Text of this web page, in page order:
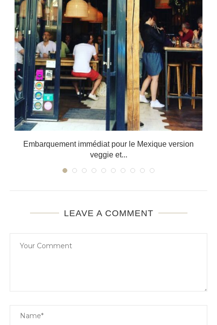
Embarquement immédiat pour le Mexique version
veggie et...
LEAVE A COMMENT